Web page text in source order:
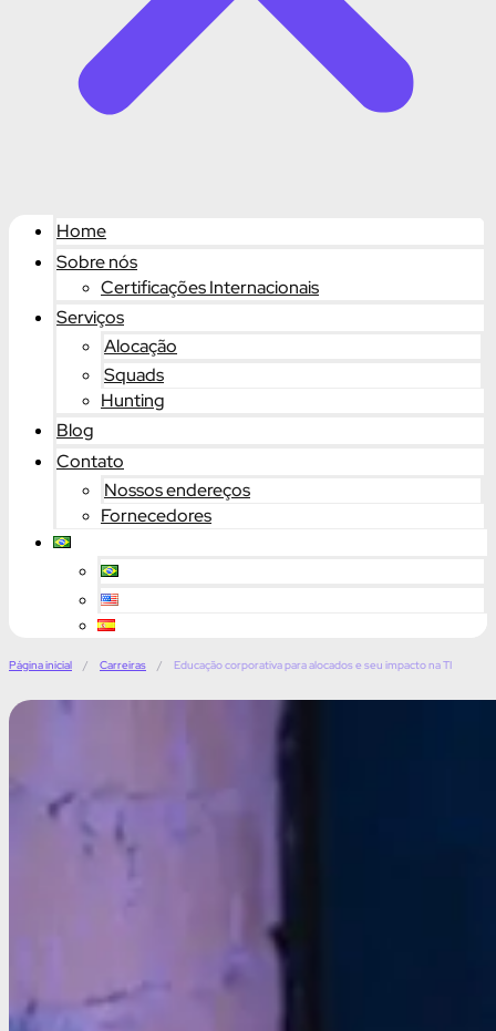
Home
Sobre nós
Certificações Internacionais
Serviços
Alocação
Squads
Hunting
Blog
Contato
Nossos endereços
Fornecedores
Página inicial / Carreiras / Educação corporativa para alocados e seu impacto na TI